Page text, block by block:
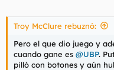
Troy McClure rebuznó:
Pero el que dio juego y
cuando gane es @UBP.
pilló con botones y aún